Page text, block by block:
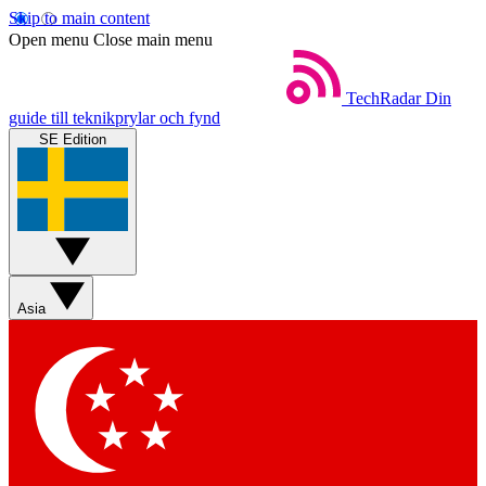
Skip to main content
Open menu Close main menu
TechRadar Din
guide till teknikprylar och fynd
SE Edition
Asia